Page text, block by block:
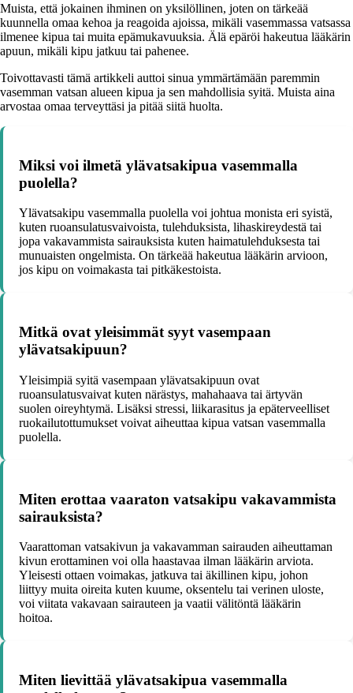
Muista, että jokainen ihminen on yksilöllinen, joten on tärkeää
kuunnella omaa kehoa ja reagoida ajoissa, mikäli vasemmassa vatsassa
ilmenee kipua tai muita epämukavuuksia. Älä epäröi hakeutua lääkärin
apuun, mikäli kipu jatkuu tai pahenee.
Toivottavasti tämä artikkeli auttoi sinua ymmärtämään paremmin
vasemman vatsan alueen kipua ja sen mahdollisia syitä. Muista aina
arvostaa omaa terveyttäsi ja pitää siitä huolta.
Miksi voi ilmetä ylävatsakipua vasemmalla
puolella?
Ylävatsakipu vasemmalla puolella voi johtua monista eri syistä,
kuten ruoansulatusvaivoista, tulehduksista, lihaskireydestä tai
jopa vakavammista sairauksista kuten haimatulehduksesta tai
munuaisten ongelmista. On tärkeää hakeutua lääkärin arvioon,
jos kipu on voimakasta tai pitkäkestoista.
Mitkä ovat yleisimmät syyt vasempaan
ylävatsakipuun?
Yleisimpiä syitä vasempaan ylävatsakipuun ovat
ruoansulatusvaivat kuten närästys, mahahaava tai ärtyvän
suolen oireyhtymä. Lisäksi stressi, liikarasitus ja epäterveelliset
ruokailutottumukset voivat aiheuttaa kipua vatsan vasemmalla
puolella.
Miten erottaa vaaraton vatsakipu vakavammista
sairauksista?
Vaarattoman vatsakivun ja vakavamman sairauden aiheuttaman
kivun erottaminen voi olla haastavaa ilman lääkärin arviota.
Yleisesti ottaen voimakas, jatkuva tai äkillinen kipu, johon
liittyy muita oireita kuten kuume, oksentelu tai verinen uloste,
voi viitata vakavaan sairauteen ja vaatii välitöntä lääkärin
hoitoa.
Miten lievittää ylävatsakipua vasemmalla